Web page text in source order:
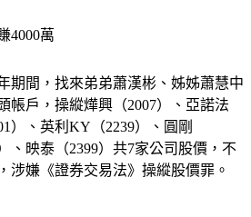
帳戶，操縱燁興（2007）、亞諾法
）、英利KY（2239）、圓剛
、映泰（2399）共7家公司股價，不
涉嫌《證券交易法》操縱股價罪。